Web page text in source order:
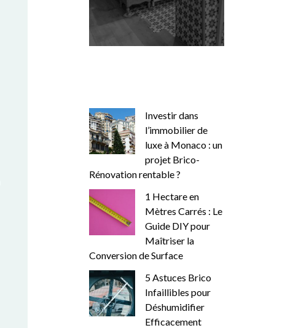
Investir dans
l’immobilier de
luxe à Monaco : un
projet Brico-
Rénovation rentable ?
1 Hectare en
Mètres Carrés : Le
Guide DIY pour
Maîtriser la
Conversion de Surface
5 Astuces Brico
Infaillibles pour
Déshumidifier
Efficacement